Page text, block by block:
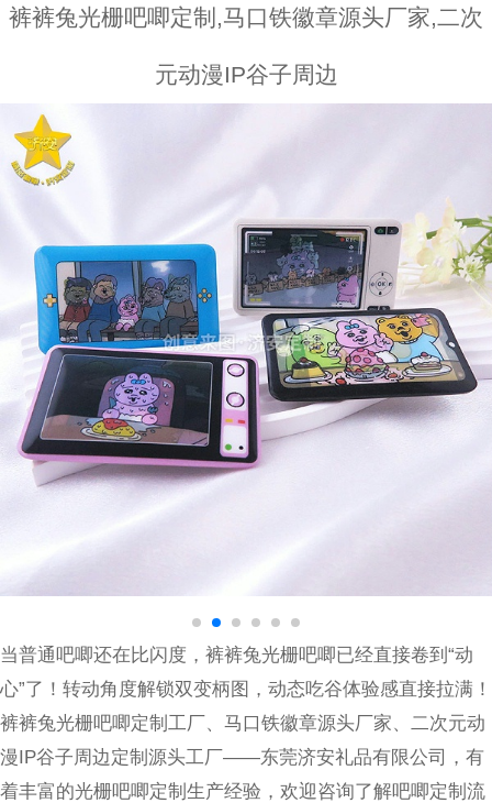
裤裤兔光栅吧唧定制,马口铁徽章源头厂家,二次
元动漫IP谷子周边
当普通吧唧还在比闪度，裤裤兔光栅吧唧已经直接卷到“动
心”了！转动角度解锁双变柄图，动态吃谷体验感直接拉满！
裤裤兔光栅吧唧定制工厂、马口铁徽章源头厂家、二次元动
漫IP谷子周边定制源头工厂——东莞济安礼品有限公司，有
着丰富的光栅吧唧定制生产经验，欢迎咨询了解吧唧定制流